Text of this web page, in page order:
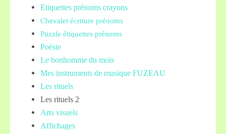
Etiquettes prénoms crayons
Chevalet écriture prénoms
Puzzle étiquettes prénoms
Poésie
Le bonhomme du mois
Mes instruments de musique FUZEAU
Les rituels
Les rituels 2
Arts visuels
Affichages